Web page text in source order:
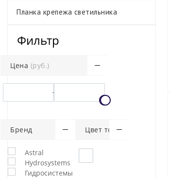
Планка крепежа светильника
Фильтр
Цена (руб.)
Бренд
Astral
Hydrosystems
Гидросистемы
Цвет товара